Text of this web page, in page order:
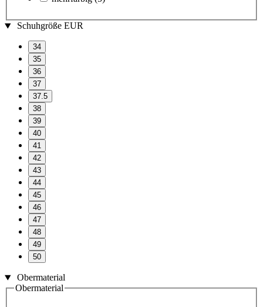
Schuhgröße EUR
34
35
36
37
37.5
38
39
40
41
42
43
44
45
46
47
48
49
50
Obermaterial
Obermaterial